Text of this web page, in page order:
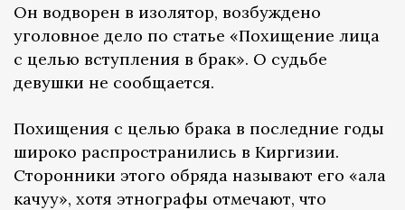
Он водворен в изолятор, возбуждено
уголовное дело по статье «Похищение лица
с целью вступления в брак». О судьбе
девушки не сообщается.
Похищения с целью брака в последние годы
широко распространились в Киргизии.
Сторонники этого обряда называют его «ала
качуу», хотя этнографы отмечают, что